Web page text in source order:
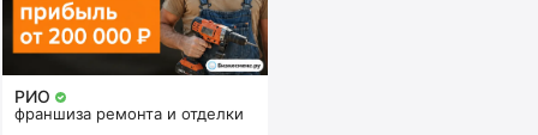
РИО
франшиза ремонта и отделки